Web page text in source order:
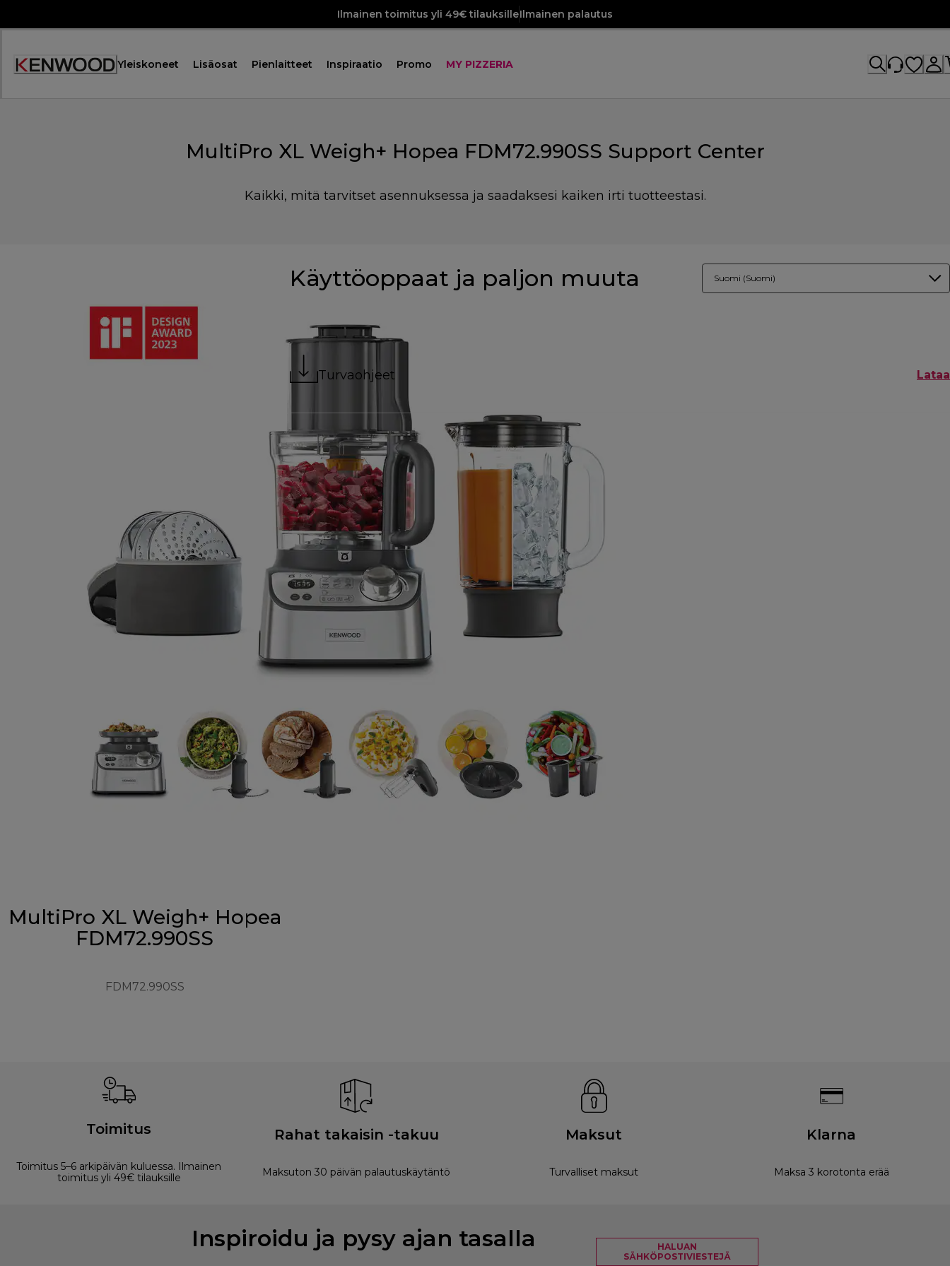
Ilmainen toimitus yli 49€ tilauksilleIlmainen palautus
Yleiskoneet Lisäosat Pienlaitteet Inspiraatio Promo MY PIZZERIA
MultiPro XL Weigh+ Hopea FDM72.990SS Support Center
Kaikki, mitä tarvitset asennuksessa ja saadaksesi kaiken irti tuotteestasi.
MultiPro XL Weigh+ Hopea
FDM72.990SS
FDM72.990SS
Käyttöoppaat ja paljon muuta Suomi (Suomi)
Turvaohjeet Lataa
Toimitus
Toimitus 5–6 arkipäivän kuluessa. Ilmainen
toimitus yli 49€ tilauksille
Rahat takaisin -takuu
Maksuton 30 päivän palautuskäytäntö
Maksut
Turvalliset maksut
Klarna
Maksa 3 korotonta erää
Inspiroidu ja pysy ajan tasalla
HALUAN
SÄHKÖPOSTIVIESTEJÄ